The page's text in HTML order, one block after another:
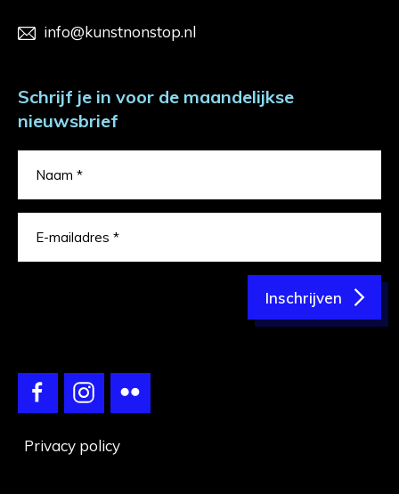
info@kunstnonstop.nl
Schrijf je in voor de maandelijkse
nieuwsbrief
Inschrijven
Privacy policy